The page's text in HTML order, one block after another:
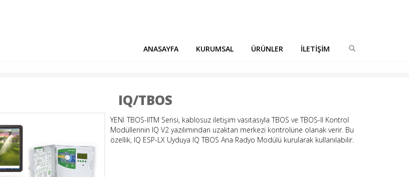
ANASAYFA KURUMSAL ÜRÜNLER İLETİŞİM
IQ/TBOS
YENİ TBOS-IITM Serisi, kablosuz iletişim vasıtasıyla TBOS ve TBOS-II Kontrol
Modüllerinin IQ V2 yazılımından uzaktan merkezi kontrolüne olanak verir. Bu
özellik, IQ ESP-LX Uyduya IQ TBOS Ana Radyo Modülü kurularak kullanılabilir.